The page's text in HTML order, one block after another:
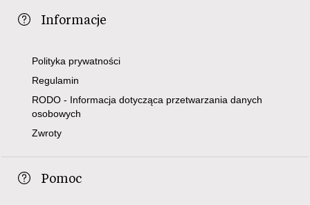
Informacje
Polityka prywatności
Regulamin
RODO - Informacja dotycząca przetwarzania danych
osobowych
Zwroty
Pomoc